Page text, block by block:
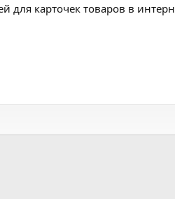
для карточек товаров в